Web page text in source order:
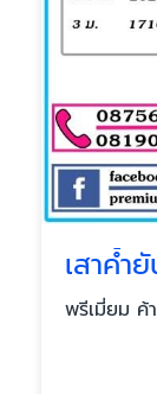
เสาค้ำ
พรีเมี่ยม ค้